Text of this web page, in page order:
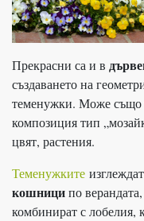
Прекрасни са и в
създаването на
теменужки. Може също
композиция тип
цвят, растения.
Теменужките
кошниципо
комбинират с лобелия,